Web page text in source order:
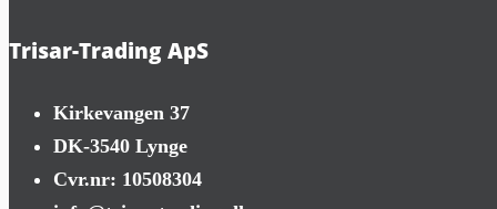
Trisar-Trading ApS
Kirkevangen 37
DK-3540 Lynge
Cvr.nr: 10508304